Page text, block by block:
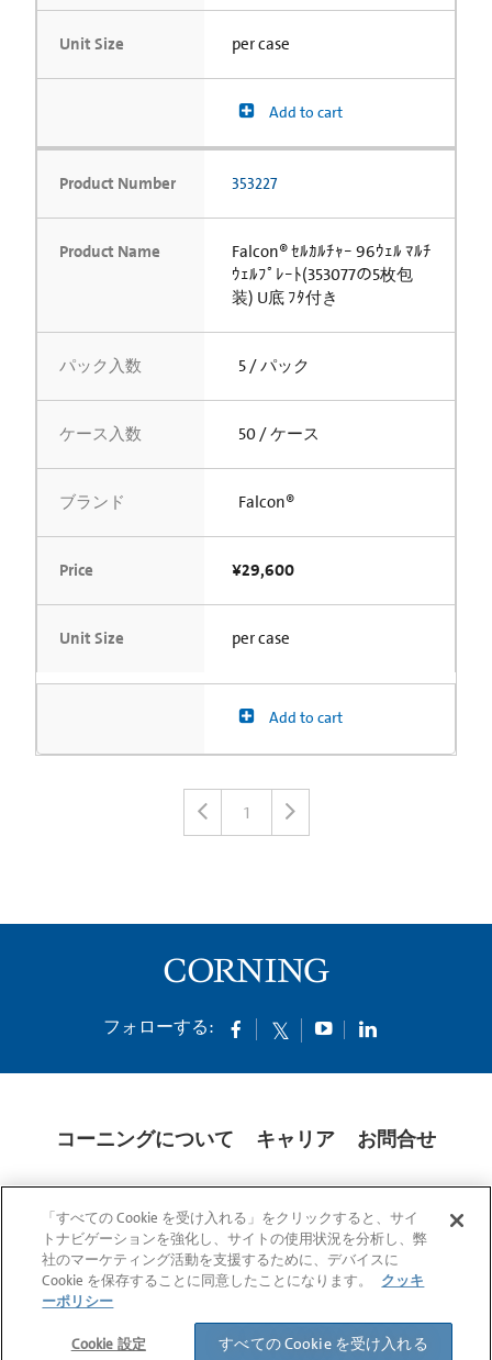
Unit Size per case
Add to cart
Product Number 353227
Product Name
Falcon® ｾﾙｶﾙﾁｬｰ 96ｳｪﾙ ﾏﾙﾁ
ｳｪﾙﾌﾟﾚｰﾄ(353077の5枚包
装) U底 ﾌﾀ付き
パック入数 5 / パック
ケース入数 50 / ケース
ブランド Falcon®
Price ¥29,600
Unit Size per case
Add to cart
1
フォローする:
コーニングについて キャリア お問合せ
日本の個人情報保護方針
© 1994-2025 Corning Incorporated All Rights Reserved.
「すべての Cookie を受け入れる」をクリックすると、サイ
トナビゲーションを強化し、サイトの使用状況を分析し、弊
社のマーケティング活動を支援するために、デバイスに
Cookie を保存することに同意したことになります。
クッキ
ーポリシー
Cookie 設定 すべての Cookie を受け入れる